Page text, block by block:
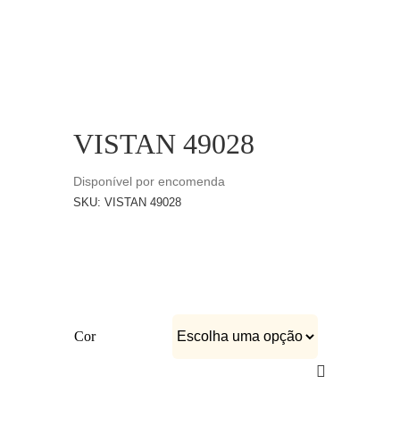
VISTAN 49028
Disponível por encomenda
SKU:VISTAN 49028
Cor